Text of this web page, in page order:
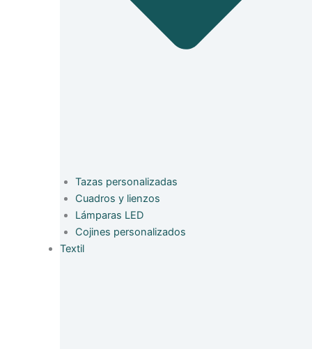
Tazas personalizadas
Cuadros y lienzos
Lámparas LED
Cojines personalizados
Textil